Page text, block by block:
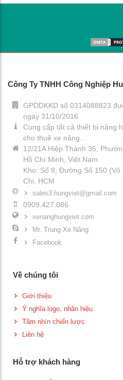
Công Ty TNHH Công Nghiệp
GPDDKKD số 0314088823
ngày 31/10/2016
Cung cấp tất cả thiết bị nâng
cho thuê xe nâng...
12/21A Hiệp Thành 35,
Hồ Chí Minh, Việt Nam
Kho: Số 8, Đường Số 150
Chi, HCM
sales3.hungviet@gmail.com
0909.427.086
xenanghungviet.com
Mr. Trung Xe Nâng
Facebook
Về chúng tôi
Giới thiệu
Ý nghĩa logo, nhãn hiệu
Tầm nhìn chiến lược
Liên hệ
Hỗ trợ khách hàng